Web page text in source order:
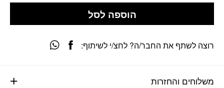
הוספה לסל
משלוחים והחזרות
רוצה לשתף את החבר/ה? לחצ/י לשיתוף: